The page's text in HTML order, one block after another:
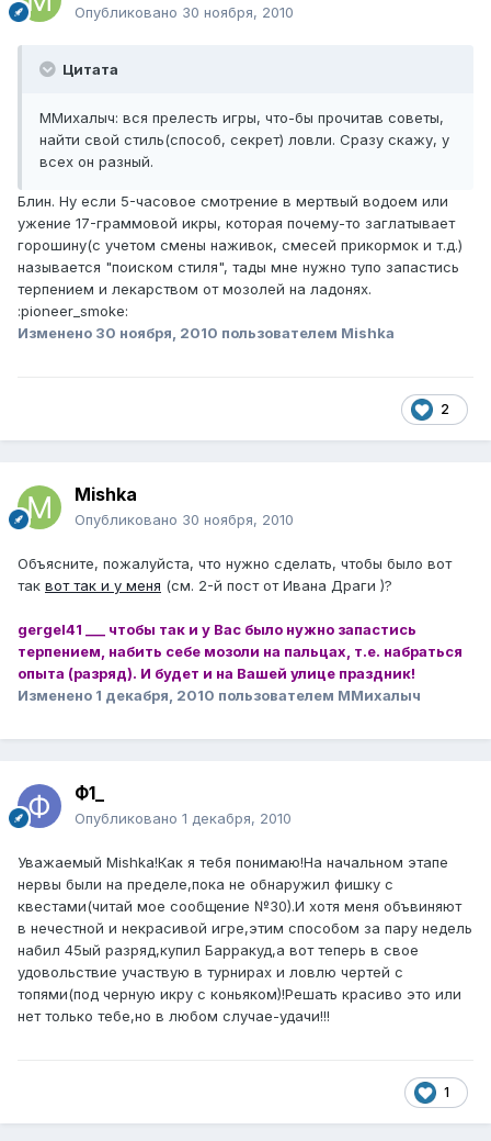
Опубликовано 30 ноября, 2010
Цитата
ММихалыч: вся прелесть игры, что-бы прочитав советы,
найти свой стиль(способ, секрет) ловли. Сразу скажу, у
всех он разный.
Блин. Ну если 5-часовое смотрение в мертвый водоем или
ужение 17-граммовой икры, которая почему-то заглатывает
горошину(с учетом смены наживок, смесей прикормок и т.д.)
называется "поиском стиля", тады мне нужно тупо запастись
терпением и лекарством от мозолей на ладонях.
:pioneer_smoke:
Изменено 30 ноября, 2010 пользователем Mishka
2
Mishka
Опубликовано 30 ноября, 2010
Объясните, пожалуйста, что нужно сделать, чтобы было вот
так вот так и у меня (см. 2-й пост от Ивана Драги )?
gergel41 ___ чтобы так и у Вас было нужно запастись
терпением, набить себе мозоли на пальцах, т.е. набраться
опыта (разряд). И будет и на Вашей улице праздник!
Изменено 1 декабря, 2010 пользователем ММихалыч
Ф1_
Опубликовано 1 декабря, 2010
Уважаемый Mishka!Как я тебя понимаю!На начальном этапе
нервы были на пределе,пока не обнаружил фишку с
квестами(читай мое сообщение №30).И хотя меня объвиняют
в нечестной и некрасивой игре,этим способом за пару недель
набил 45ый разряд,купил Барракуд,а вот теперь в свое
удовольствие участвую в турнирах и ловлю чертей с
топями(под черную икру с коньяком)!Решать красиво это или
нет только тебе,но в любом случае-удачи!!!
1